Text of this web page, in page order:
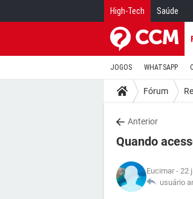
High-Tech Saúde
JOGOS WHATSAPP
Fórum
Anterior
Quando
Eucimar - 22
usuário